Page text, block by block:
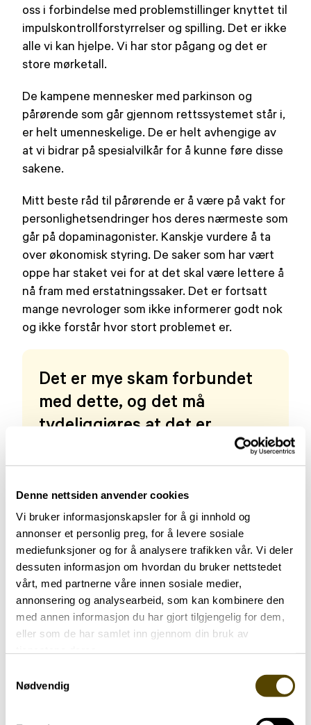
Denne nettsiden anvender cookies
Vi bruker informasjonskapsler for å gi innhold og
annonser et personlig preg, for å levere sosiale
mediefunksjoner og for å analysere trafikken vår. Vi deler
dessuten informasjon om hvordan du bruker nettstedet
vårt, med partnerne våre innen sosiale medier,
annonsering og analysearbeid, som kan kombinere den
med annen informasjon du har gjort tilgjengelig for dem,
eller som de har samlet inn gjennom din bruk av
Nødvendig
oss i forbindelse med problemstillinger knyttet til
impulskontrollforstyrrelser og spilling. Det er ikke
alle vi kan hjelpe. Vi har stor pågang og det er
store mørketall.
De kampene mennesker med parkinson og
pårørende som går gjennom rettssystemet står i,
er helt umenneskelige. De er helt avhengige av
at vi bidrar på spesialvilkår for å kunne føre disse
sakene.
Mitt beste råd til pårørende er å være på vakt for
personlighetsendringer hos deres nærmeste som
går på dopaminagonister. Kanskje vurdere å ta
over økonomisk styring. De saker som har vært
oppe har staket vei for at det skal være lettere å
nå fram med erstatningssaker. Det er fortsatt
mange nevrologer som ikke informerer godt nok
og ikke forstår hvor stort problemet er.
Det er mye skam forbundet
med dette, og det må
tydeliggjøres at det er
personlighetsforandringen,
det er ikke ønskede eller
viljestyrte handlinger.
ADVOKAT JANNE LARSEN, ADVOKATFIRMAET
ROANDER & CO
Advokathjelp pasientskade
Tannlegen
-Å skape gode pasientmøter gir energi til å